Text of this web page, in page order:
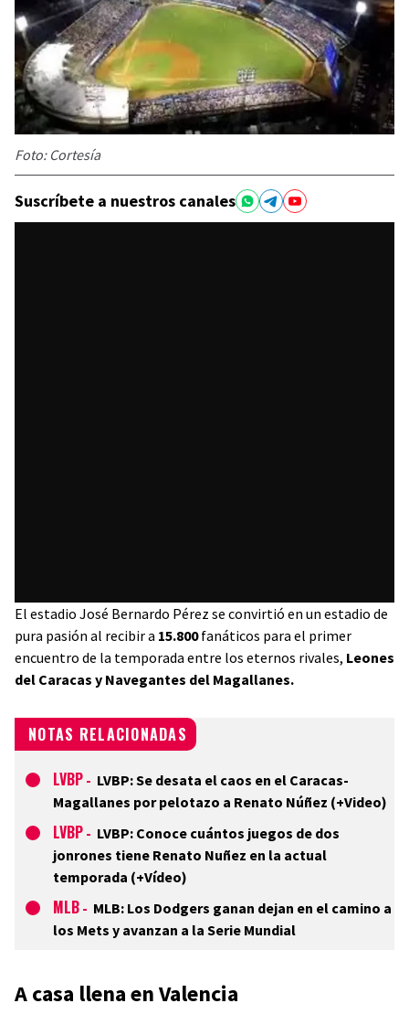
Foto: Cortesía
Suscríbete a nuestros canales
El estadio José Bernardo Pérez se convirtió en un estadio de
pura pasión al recibir a 15.800fanáticos para el primer
encuentro de la temporada entre los eternos rivales, Leones
del Caracas y Navegantes del Magallanes.
NOTAS RELACIONADAS
LVBP - LVBP: Se desata el caos en el Caracas-
Magallanes por pelotazo a Renato Núñez (+Video)
LVBP - LVBP: Conoce cuántos juegos de dos
jonrones tiene Renato Nuñez en la actual
temporada (+Vídeo)
MLB - MLB: Los Dodgers ganan dejan en el camino a
los Mets y avanzan a la Serie Mundial
A casa llena en Valencia